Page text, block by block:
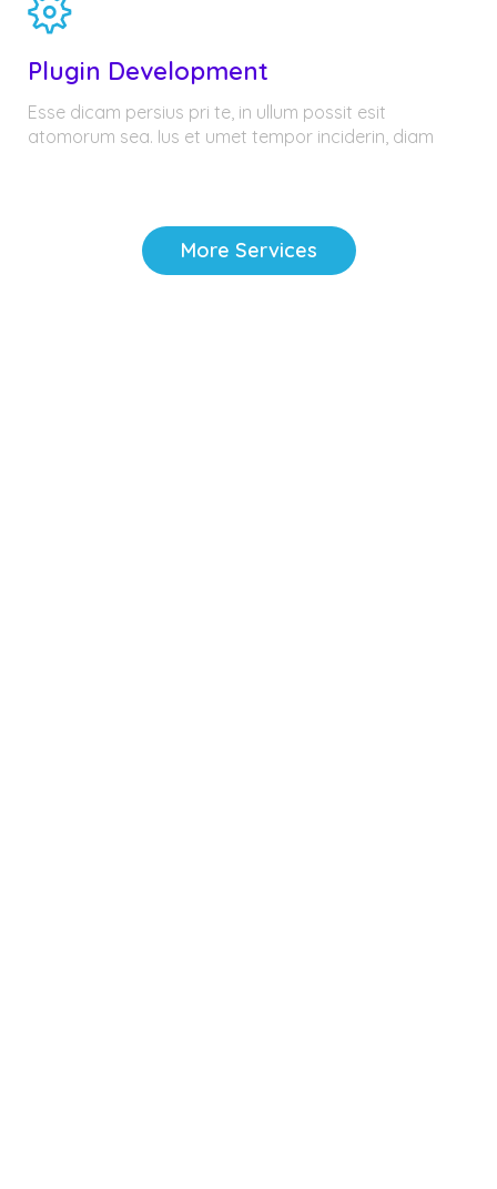
Plugin Development
Esse dicam persius pri te, in ullum possit esit
atomorum sea. Ius et umet tempor inciderin, diam
More Services